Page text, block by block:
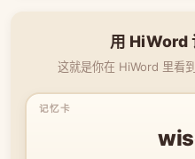
用 HiWord
这就是你在 HiWord 里看